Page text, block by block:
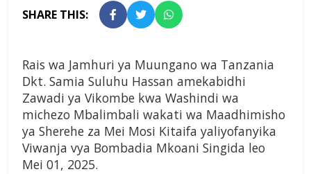
SHARE THIS:
Rais wa Jamhuri ya Muungano wa Tanzania
Dkt. Samia Suluhu Hassan amekabidhi
Zawadi ya Vikombe kwa Washindi wa
michezo Mbalimbali wakati wa Maadhimisho
ya Sherehe za Mei Mosi Kitaifa yaliyofanyika
Viwanja vya Bombadia Mkoani Singida leo
Mei 01, 2025.